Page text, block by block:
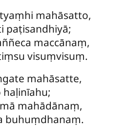
mahāsatto,
paṭisandhiyā;
maccānaṃ,
visuṃvisuṃ.
mahāsatte,
haḷinīahu;
mahādānaṃ,
buhuṃdhanaṃ.